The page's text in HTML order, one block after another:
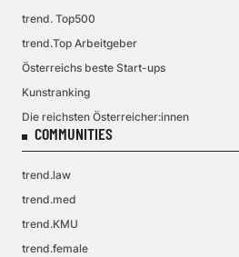
trend. Top500
trend.Top Arbeitgeber
Österreichs beste Start-ups
Kunstranking
Die reichsten Österreicher:innen
COMMUNITIES
trend.law
trend.med
trend.KMU
trend.female